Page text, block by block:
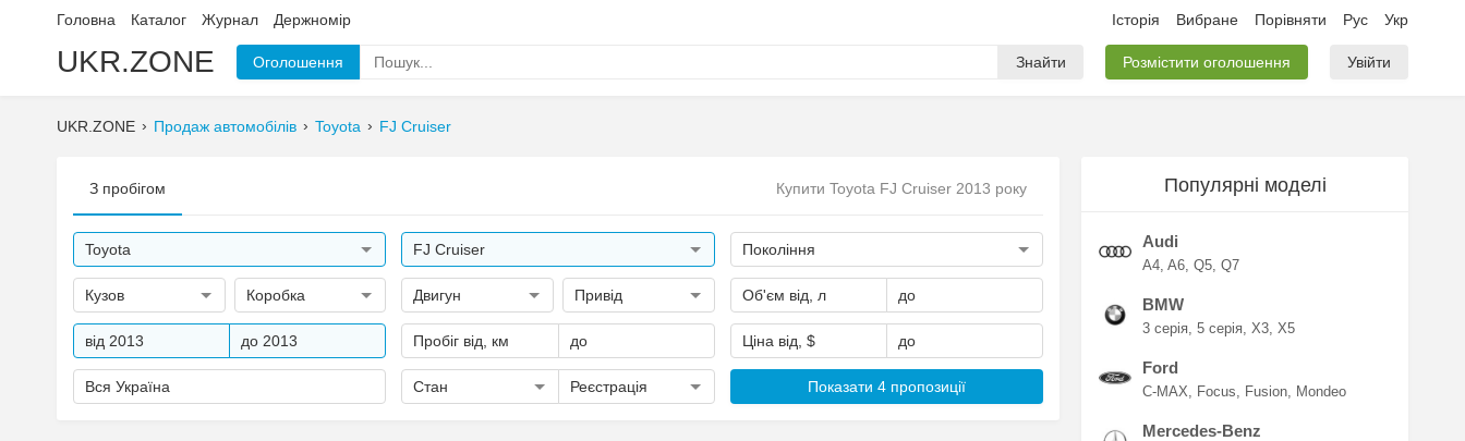
Головна Каталог Журнал Держномір Історія Вибране Порівняти Рус Укр
UKR.ZONE Оголошення Знайти Розмістити оголошення Увійти
UKR.ZONE Продаж автомобілів Toyota FJ Cruiser
З пробігом Купити Toyota FJ Cruiser 2013 року
Toyota FJ Cruiser Покоління
Кузов Коробка Двигун Привід Об'єм від, л до
від 2013 до 2013 Пробіг від, км до Ціна від, $ до
Вся Україна Стан Реєстрація Показати 4 пропозиції
Популярні моделі
Audi
A4 A6 Q5 Q7
BMW
3 серія 5 серія X3 X5
Ford
C-MAX Focus Fusion Mondeo
Mercedes-Benz